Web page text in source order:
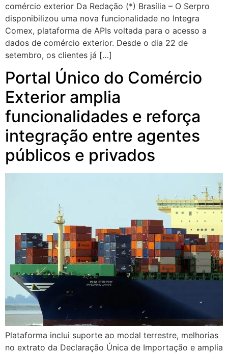
comércio exterior Da Redação (*) Brasília – O Serpro
disponibilizou uma nova funcionalidade no Integra
Comex, plataforma de APIs voltada para o acesso a
dados de comércio exterior. Desde o dia 22 de
setembro, os clientes já […]
Portal Único do Comércio
Exterior amplia
funcionalidades e reforça
integração entre agentes
públicos e privados
Plataforma inclui suporte ao modal terrestre, melhorias
no extrato da Declaração Única de Importação e amplia